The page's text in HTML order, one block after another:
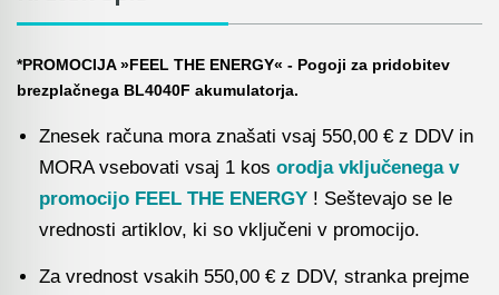
*PROMOCIJA »FEEL THE ENERGY« - Pogoji za pridobitev
brezplačnega BL4040F akumulatorja.
Znesek računa mora znašati vsaj 550,00 € z DDV in
MORA vsebovati vsaj 1 kos orodja vključenega v
promocijo FEEL THE ENERGY ! Seštevajo se le
vrednosti artiklov, ki so vključeni v promocijo.
Za vrednost vsakih 550,00 € z DDV, stranka prejme
Akmulatorski kovičarji / kovičniki
Akumulatorske tračne žage
betona
Akumulatorske škarje in prebijalniki za kovino
Akumulatorske samokolnice
Akumulatorski kavni aparati
Ročno orodje
Pribor za prebijalnike in rezalnike kovine
Pribor za verižne rezkarje
Elastike, gurtne in povezovalni trakovi